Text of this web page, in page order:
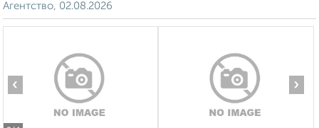
Агентство, 02.08.2026
‹ ›